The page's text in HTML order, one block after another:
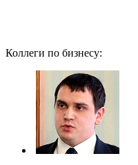
Коллеги по бизнесу: